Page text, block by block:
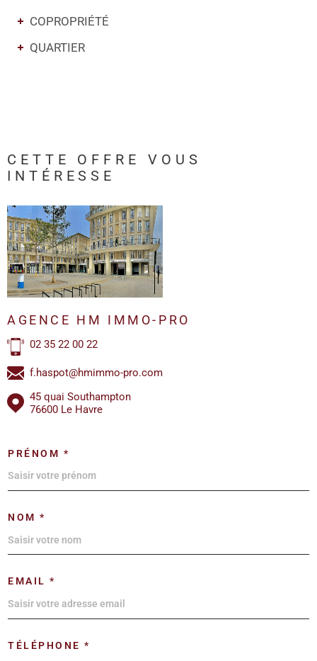
COPROPRIÉTÉ
QUARTIER
CETTE OFFRE
VOUS
INTÉRESSE
AGENCE HM IMMO-PRO
02 35 22 00 22
f.haspot@hmimmo-pro.com
45 quai Southampton
76600 Le Havre
PRÉNOM *
NOM *
EMAIL *
TÉLÉPHONE *